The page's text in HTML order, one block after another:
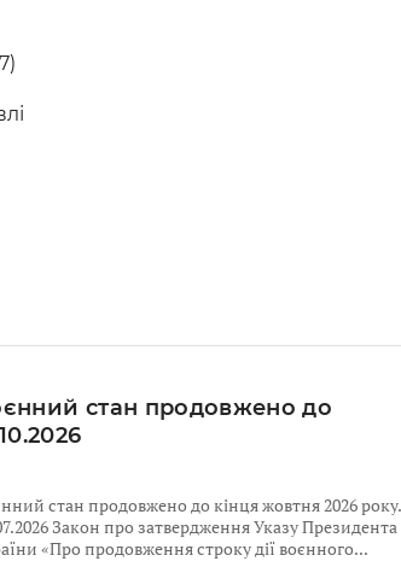
стан продовжено до
стан продовжено до кінця жовтня 2026 року.
Закон про затвердження Указу Президента
«Про продовження строку дії воєнного